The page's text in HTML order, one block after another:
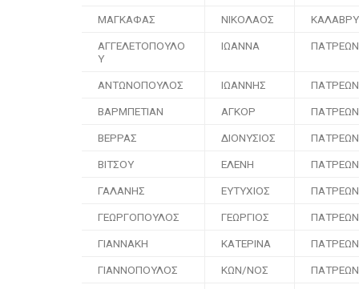
ΜΑΓΚΑΦΑΣ ΝΙΚΟΛΑΟΣ
ΑΓΓΕΛΕΤΟΠΟΥΛΟ
Υ
ΙΩΑΝΝΑ ΠΑΤΡΕΩΝ
ΑΝΤΩΝΟΠΟΥΛΟΣ ΙΩΑΝΝΗΣ ΠΑΤΡΕΩΝ
ΒΑΡΜΠΕΤΙΑΝ ΑΓΚΟΡ ΠΑΤΡΕΩΝ
ΒΕΡΡΑΣ ΔΙΟΝΥΣΙΟΣ ΠΑΤΡΕΩΝ
ΒΙΤΣΟΥ ΕΛΕΝΗ ΠΑΤΡΕΩΝ
ΓΑΛΑΝΗΣ ΕΥΤΥΧΙΟΣ ΠΑΤΡΕΩΝ
ΓΕΩΡΓΟΠΟΥΛΟΣ ΓΕΩΡΓΙΟΣ ΠΑΤΡΕΩΝ
ΓΙΑΝΝΑΚΗ ΚΑΤΕΡΙΝΑ ΠΑΤΡΕΩΝ
ΓΙΑΝΝΟΠΟΥΛΟΣ ΚΩΝ/ΝΟΣ ΠΑΤΡΕΩΝ